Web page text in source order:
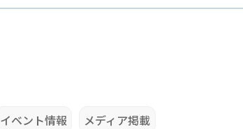
イベント情報 メディア掲載